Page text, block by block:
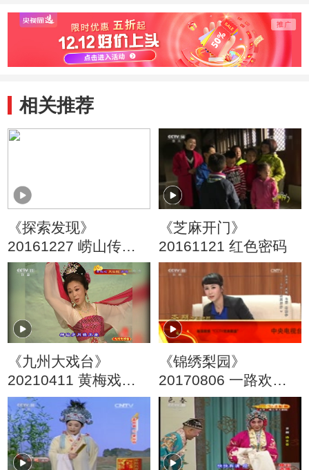
一阶段开始
做出何种狡辩
相关推荐
《探索发现》
20161227 崂山传奇
（一）
《芝麻开门》
20161121 红色密码
《九州大戏台》
20210411 黄梅戏
《天仙配》选场
《锦绣梨园》
20170806 一路欢笑
优秀曲艺作品展播